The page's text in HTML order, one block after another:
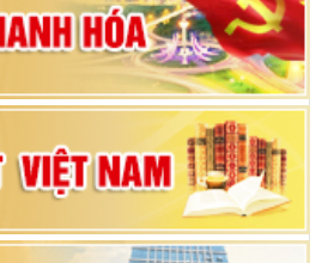
biểu Đảng bộ xã Yên Thọ lần thứ I,
– 2030
bộ xã Yên Ninh lần thứ nhất,
- 2030
Kỳ họp bất thường lần thứ 9, Quốc